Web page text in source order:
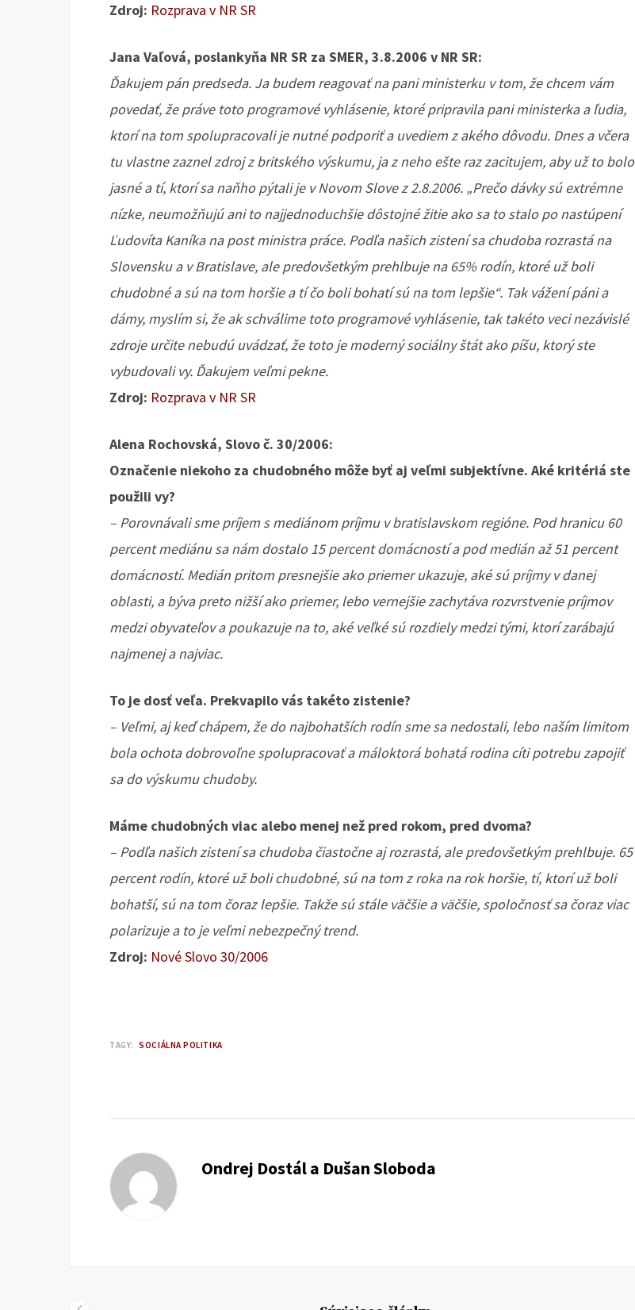
Zdroj: Rozprava v NR SR
Jana Vaľová, poslankyňa NR SR za SMER, 3.8.2006 v NR SR:
Ďakujem pán predseda. Ja budem reagovať na pani ministerku v tom, že chcem vám
povedať, že práve toto programové vyhlásenie, ktoré pripravila pani ministerka a ľudia,
ktorí na tom spolupracovali je nutné podporiť a uvediem z akého dôvodu. Dnes a včera
tu vlastne zaznel zdroj z britského výskumu, ja z neho ešte raz zacitujem, aby už to bolo
jasné a tí, ktorí sa naňho pýtali je v Novom Slove z 2.8.2006. „Prečo dávky sú extrémne
nízke, neumožňujú ani to najjednoduchšie dôstojné žitie ako sa to stalo po nastúpení
Ľudovíta Kaníka na post ministra práce. Podľa našich zistení sa chudoba rozrastá na
Slovensku a v Bratislave, ale predovšetkým prehlbuje na 65% rodín, ktoré už boli
chudobné a sú na tom horšie a tí čo boli bohatí sú na tom lepšie“. Tak vážení páni a
dámy, myslím si, že ak schválime toto programové vyhlásenie, tak takéto veci nezávislé
zdroje určite nebudú uvádzať, že toto je moderný sociálny štát ako píšu, ktorý ste
vybudovali vy. Ďakujem veľmi pekne.
Zdroj: Rozprava v NR SR
Alena Rochovská, Slovo č. 30/2006:
Označenie niekoho za chudobného môže byť aj veľmi subjektívne. Aké kritériá ste
použili vy?
– Porovnávali sme príjem s mediánom príjmu v bratislavskom regióne. Pod hranicu 60
percent mediánu sa nám dostalo 15 percent domácností a pod medián až 51 percent
domácností. Medián pritom presnejšie ako priemer ukazuje, aké sú príjmy v danej
oblasti, a býva preto nižší ako priemer, lebo vernejšie zachytáva rozvrstvenie príjmov
medzi obyvateľov a poukazuje na to, aké veľké sú rozdiely medzi tými, ktorí zarábajú
najmenej a najviac.
To je dosť veľa. Prekvapilo vás takéto zistenie?
– Veľmi, aj keď chápem, že do najbohatších rodín sme sa nedostali, lebo naším limitom
bola ochota dobrovoľne spolupracovať a máloktorá bohatá rodina cíti potrebu zapojiť
sa do výskumu chudoby.
Máme chudobných viac alebo menej než pred rokom, pred dvoma?
– Podľa našich zistení sa chudoba čiastočne aj rozrastá, ale predovšetkým prehlbuje. 65
percent rodín, ktoré už boli chudobné, sú na tom z roka na rok horšie, tí, ktorí už boli
bohatší, sú na tom čoraz lepšie. Takže sú stále väčšie a väčšie, spoločnosť sa čoraz viac
polarizuje a to je veľmi nebezpečný trend.
Zdroj: Nové Slovo 30/2006
TAGY: SOCIÁLNA POLITIKA
Ondrej Dostál a Dušan Sloboda